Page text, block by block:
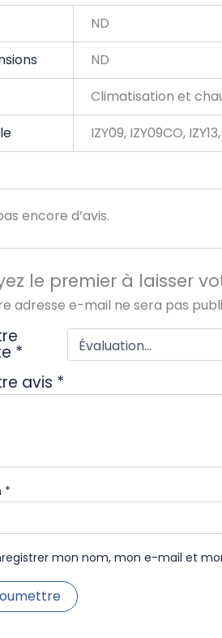
ND
ND
Climatisation et
IZY09, IZY09CO,
encore d’avis.
le premier à laisser
adresse e-mail ne sera pas
*
avis *
*
mon nom, mon e-mail et